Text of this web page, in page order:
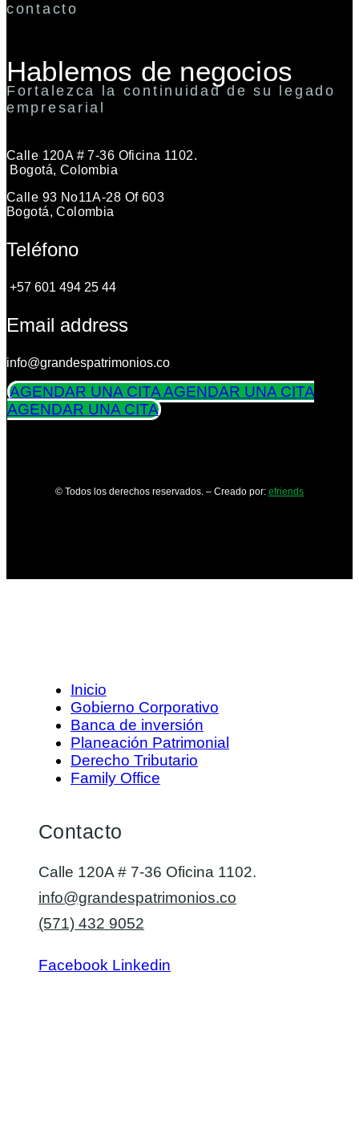
contacto
Hablemos de negocios
Fortalezca la continuidad de su legado
empresarial
Calle 120A # 7-36 Oficina 1102.
Bogotá, Colombia
Calle 93 No11A-28 Of 603
Bogotá, Colombia
Teléfono
+57 601 494 25 44
Email address
info@grandespatrimonios.co
AGENDAR UNA CITAAGENDAR UNA CITA
AGENDAR UNA CITA
© Todos los derechos reservados. – Creado por: efriends
Inicio
Gobierno Corporativo
Banca de inversión
Planeación Patrimonial
Derecho Tributario
Family Office
Contacto
Calle 120A # 7-36 Oficina 1102.
info@grandespatrimonios.co
(571) 432 9052
Facebook Linkedin